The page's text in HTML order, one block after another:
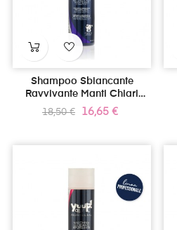
Shampoo Sbiancante
Ravvivante Manti Chiari
250ml
Prezzo
18,50 € Prezzo
16,65 €